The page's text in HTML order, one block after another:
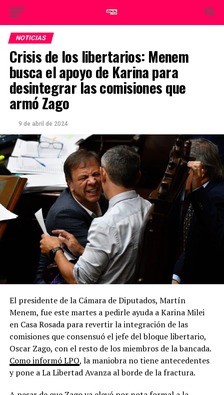
NOTICIAS
Crisis de los libertarios: Menem
busca el apoyo de Karina para
desintegrar las comisiones que
armó Zago
9 de abril de 2024
El presidente de la Cámara de Diputados, Martín
Menem, fue este martes a pedirle ayuda a Karina Milei
en Casa Rosada para revertir la integración de las
comisiones que consensuó el jefe del bloque libertario,
Oscar Zago, con el resto de los miembros de la bancada.
Como informó LPO, la maniobra no tiene antecedentes
y pone a La Libertad Avanza al borde de la fractura.